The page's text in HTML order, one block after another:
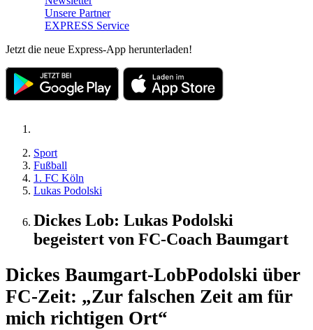
Unsere Partner
EXPRESS Service
Jetzt die neue Express-App herunterladen!
Sport
Fußball
1. FC Köln
Lukas Podolski
Dickes Lob: Lukas Podolski
begeistert von FC-Coach Baumgart
Dickes Baumgart-LobPodolski über
FC-Zeit: „Zur falschen Zeit am für
mich richtigen Ort“